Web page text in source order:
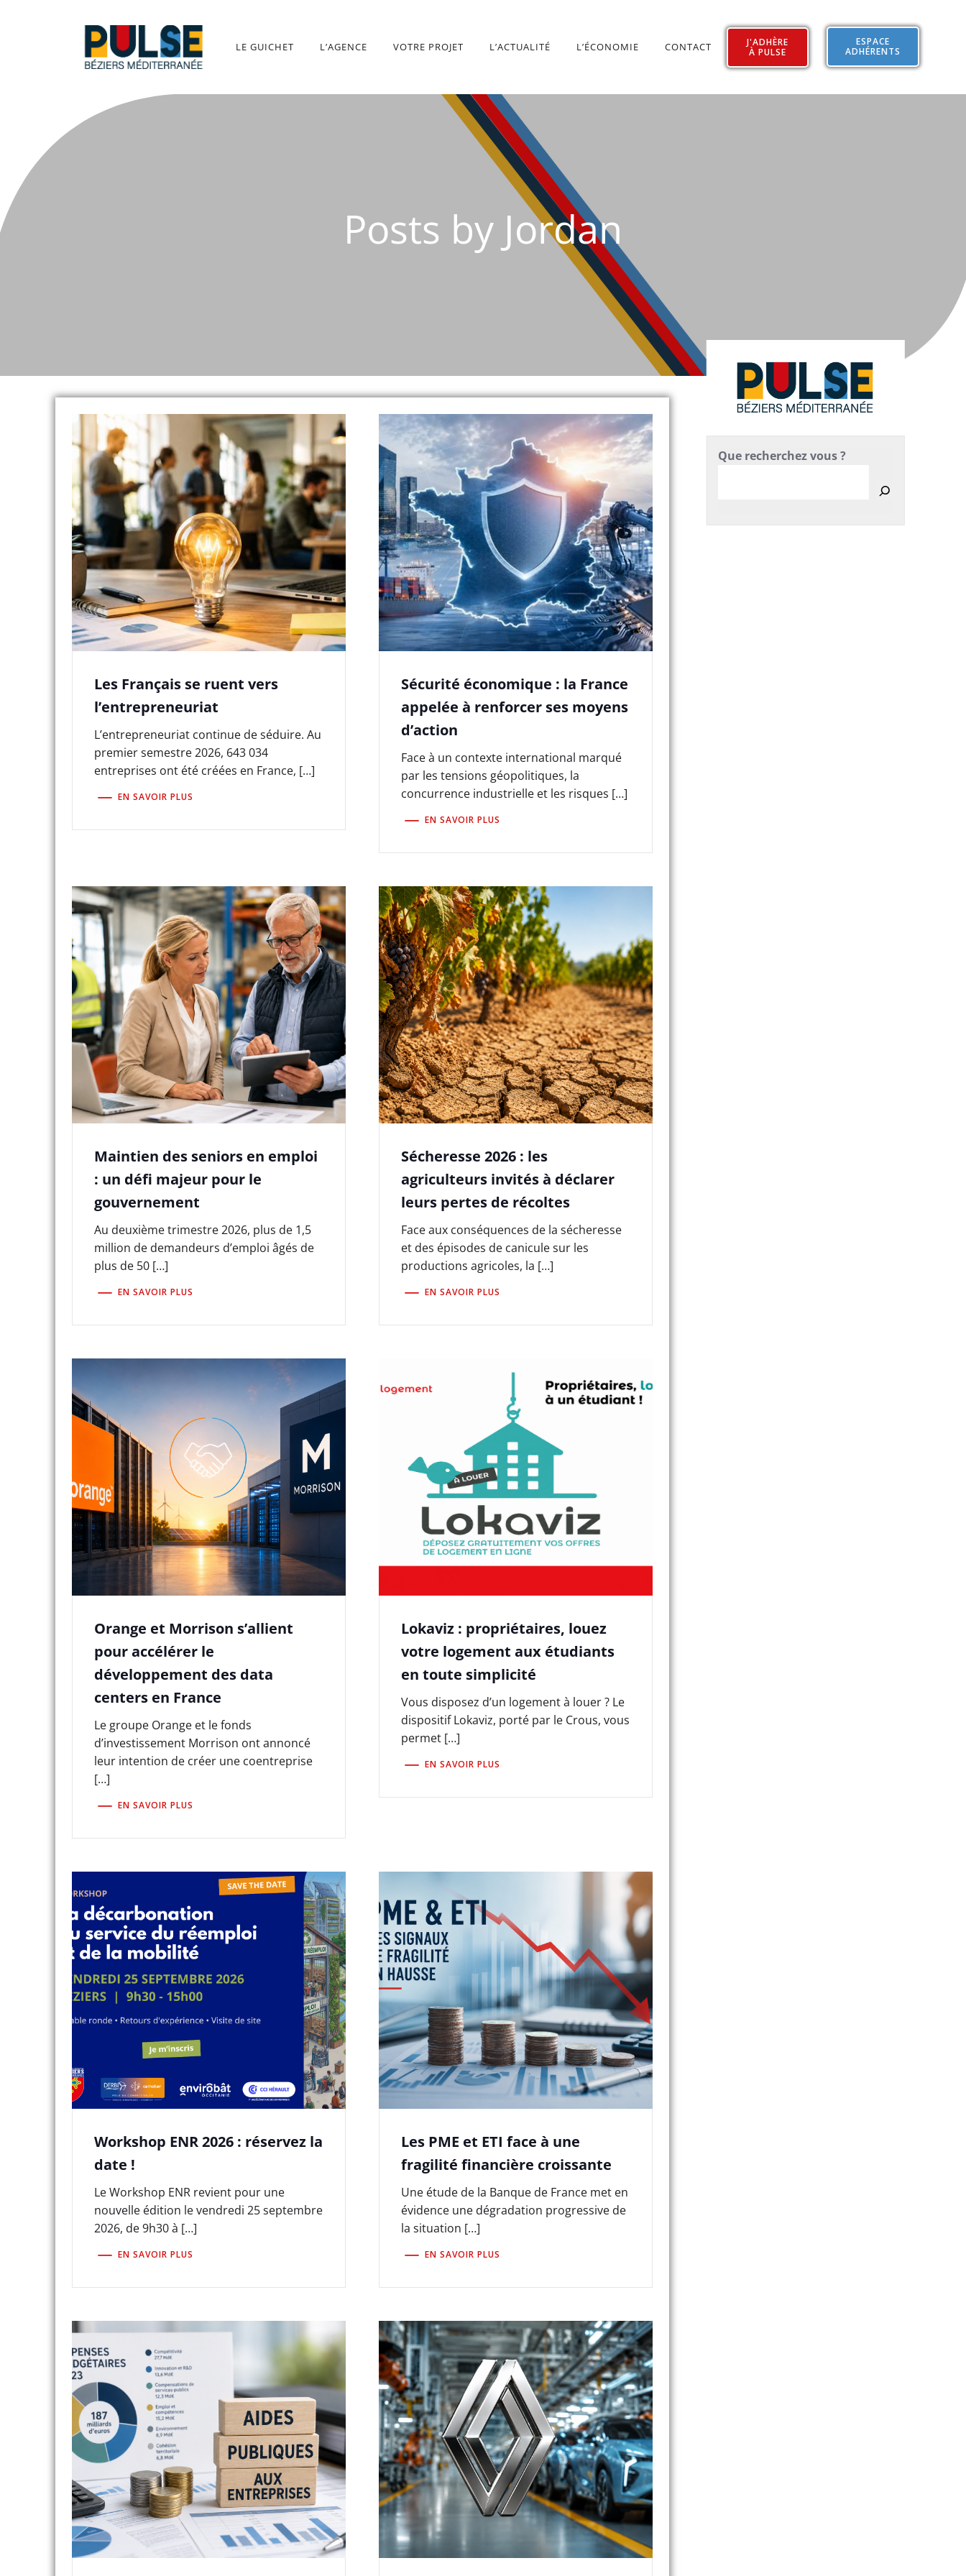
LE GUICHET L’AGENCE VOTRE PROJET L’ACTUALITÉ L’ÉCONOMIE CONTACT
J'ADHÈRE
À PULSE
ESPACE
ADHÉRENTS
Posts by Jordan
Les Français se ruent vers
l’entrepreneuriat
L’entrepreneuriat continue de séduire. Au
premier semestre 2026, 643 034
entreprises ont été créées en France, […]
EN SAVOIR PLUS
Sécurité économique : la France
appelée à renforcer ses moyens
d’action
Face à un contexte international marqué
par les tensions géopolitiques, la
concurrence industrielle et les risques […]
EN SAVOIR PLUS
Maintien des seniors en emploi
: un défi majeur pour le
gouvernement
Au deuxième trimestre 2026, plus de 1,5
million de demandeurs d’emploi âgés de
plus de 50 […]
EN SAVOIR PLUS
Sécheresse 2026 : les
agriculteurs invités à déclarer
leurs pertes de récoltes
Face aux conséquences de la sécheresse
et des épisodes de canicule sur les
productions agricoles, la […]
EN SAVOIR PLUS
Orange et Morrison s’allient
pour accélérer le
développement des data
centers en France
Le groupe Orange et le fonds
d’investissement Morrison ont annoncé
leur intention de créer une coentreprise
[…]
EN SAVOIR PLUS
Lokaviz : propriétaires, louez
votre logement aux étudiants
en toute simplicité
Vous disposez d’un logement à louer ? Le
dispositif Lokaviz, porté par le Crous, vous
permet […]
EN SAVOIR PLUS
Workshop ENR 2026 : réservez la
date !
Le Workshop ENR revient pour une
nouvelle édition le vendredi 25 septembre
2026, de 9h30 à […]
EN SAVOIR PLUS
Les PME et ETI face à une
fragilité financière croissante
Une étude de la Banque de France met en
évidence une dégradation progressive de
la situation […]
EN SAVOIR PLUS
Que recherchez vous ?